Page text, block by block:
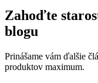
Zahoďte
blogu
Prinášame vám ďalšie
produktov maximum.